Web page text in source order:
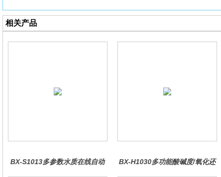
相关产品
BX-S1013多参数水质在线自动
BX-H1030多功能酸碱度/氧化还